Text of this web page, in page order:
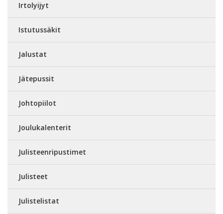
Irtolyijyt
Istutussäkit
Jalustat
Jätepussit
Johtopiilot
Joulukalenterit
Julisteenripustimet
Julisteet
Julistelistat